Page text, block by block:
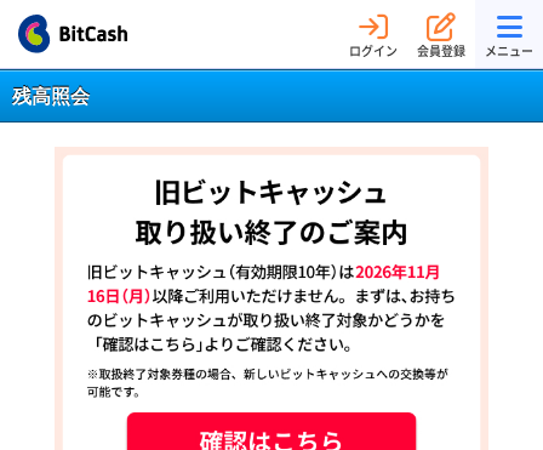
ログイン 会員登録 メニュー
残高照会